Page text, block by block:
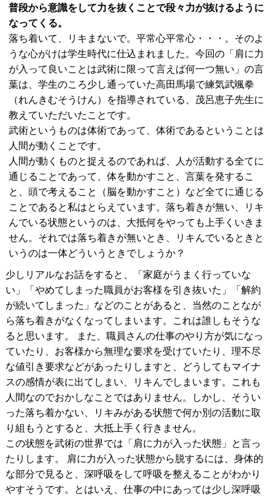
普段から意識をして力を抜くことで段々力が抜けるように
なってくる。
落ち着いて、リキまないで。平常心平常心・・・。そのよ
うな心がけは学生時代に仕込まれました。今回の「肩に力
が入って良いことは武術に限って言えば何一つ無い」の言
葉は、学生のころ少し通っていた高田馬場で練気武颯拳
（れんきむそうけん）を指導されている、茂呂恵子先生に
教えていただいたことです。
武術というものは体術であって、体術であるということは
人間が動くことです。
人間が動くものと捉えるのであれば、人が活動する全てに
通じることであって、体を動かすこと、言葉を発するこ
と、頭で考えること（脳を動かすこと）など全てに通じる
ことであると私はとらえています。落ち着きが無い、リキ
んでいる状態というのは、大抵何をやっても上手くいきま
せん。それでは落ち着きが無いとき、リキんでいるときと
いうのは一体どういうときでしょうか？
少しリアルなお話をすると、「家庭がうまく行っていな
い」「やめてしまった職員がお客様を引き抜いた」「解約
が続いてしまった」などのことがあると、当然のことなが
ら落ち着きがなくなってしまいます。これは誰しもそうな
ると思います。 また、職員さんの仕事のやり方が気になっ
ていたり、お客様から無理な要求を受けていたり、理不尽
な値引き要求などがあったりしますと、どうしてもマイナ
スの感情が表に出てしまい、リキんでしまいます。これも
人間なのでおかしなことではありません。しかし、そうい
った落ち着かない、リキみがある状態で何か別の活動に取
り組もうとすると、大抵上手く行きません。
この状態を武術の世界では「肩に力が入った状態」と言っ
たりします。 肩に力が入った状態から脱するには、身体的
な部分で見ると、深呼吸をして呼吸を整えることがわかり
やすそうです。とはいえ、仕事の中にあっては少し深呼吸